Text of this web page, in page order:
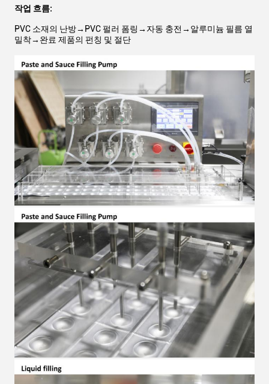
작업 흐름:
PVC 소재의 난방→PVC 펄러 폼링→자동 충전→알루미늄 필름 열
밀착→완료 제품의 펀칭 및 절단